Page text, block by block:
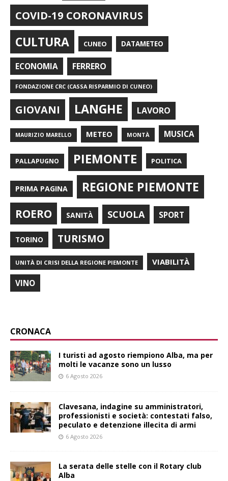
COVID-19 CORONAVIRUS
CULTURA CUNEO DATAMETEO
ECONOMIA FERRERO
FONDAZIONE CRC (CASSA RISPARMIO DI CUNEO)
GIOVANI LANGHE LAVORO
MAURIZIO MARELLO METEO MONTÀ MUSICA
PALLAPUGNO PIEMONTE POLITICA
PRIMA PAGINA REGIONE PIEMONTE
ROERO SANITÀ SCUOLA SPORT
TORINO TURISMO
UNITÀ DI CRISI DELLA REGIONE PIEMONTE VIABILITÀ
VINO
CRONACA
I turisti ad agosto riempiono Alba, ma per
molti le vacanze sono un lusso
6 Agosto 2026
Clavesana, indagine su amministratori,
professionisti e società: contestati falso,
peculato e detenzione illecita di armi
6 Agosto 2026
La serata delle stelle con il Rotary club
Alba